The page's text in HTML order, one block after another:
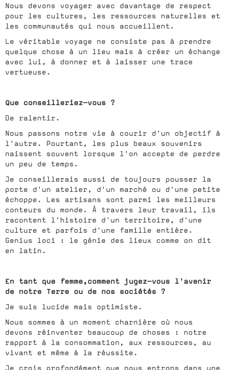
Nous devons voyager avec davantage de respect
pour les cultures, les ressources naturelles et
les communautés qui nous accueillent.
Le véritable voyage ne consiste pas à prendre
quelque chose à un lieu mais à créer un échange
avec lui, à donner et à laisser une trace
vertueuse.
Que conseilleriez-vous ?
De ralentir.
Nous passons notre vie à courir d'un objectif à
l'autre. Pourtant, les plus beaux souvenirs
naissent souvent lorsque l'on accepte de perdre
un peu de temps.
Je conseillerais aussi de toujours pousser la
porte d'un atelier, d'un marché ou d'une petite
échoppe. Les artisans sont parmi les meilleurs
conteurs du monde. À travers leur travail, ils
racontent l'histoire d'un territoire, d'une
culture et parfois d'une famille entière.
Genius loci : le génie des lieux comme on dit
en latin.
En tant que femme,comment jugez-vous l'avenir
de notre Terre ou de nos sociétés ?
Je suis lucide mais optimiste.
Nous sommes à un moment charnière où nous
devons réinventer beaucoup de choses : notre
rapport à la consommation, aux ressources, au
vivant et même à la réussite.
Je crois profondément que nous entrons dans une